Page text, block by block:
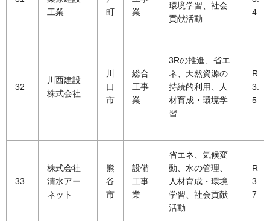
工業
町
業
環境学習、社会
貢献活動
4
32
川西建設
株式会社
川
口
市
総合
工事
業
3Rの推進、省エ
ネ、天然資源の
持続的利用、人
材育成・環境学
習
R
3.
5
33
株式会社
清水アー
ネット
熊
谷
市
設備
工事
業
省エネ、気候変
動、水の管理、
人材育成・環境
学習、社会貢献
活動
R
3.
7